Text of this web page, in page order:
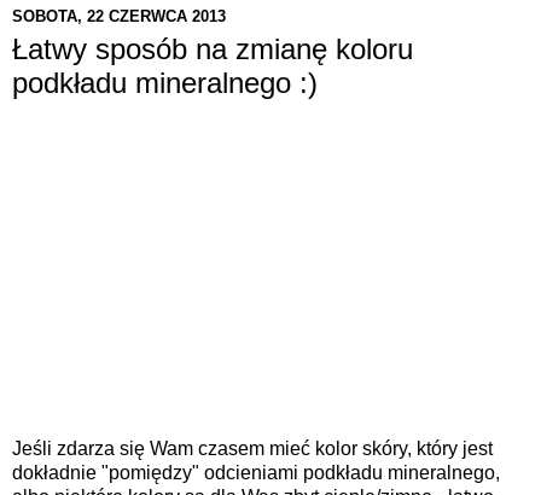
SOBOTA, 22 CZERWCA 2013
Łatwy sposób na zmianę koloru
podkładu mineralnego :)
Jeśli zdarza się Wam czasem mieć kolor skóry, który jest
dokładnie "pomiędzy" odcieniami podkładu mineralnego,